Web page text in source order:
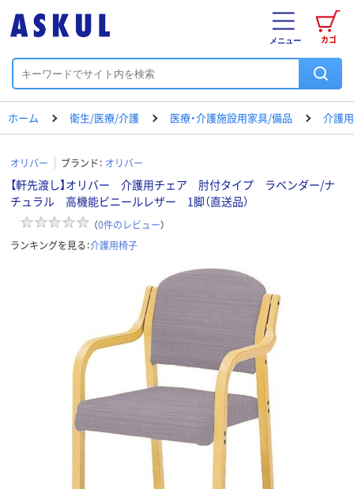
カゴ
メニュー
ホーム 衛生/医療/介護 医療・介護施設用家具/備品 介護
オリバー ブランド： オリバー
【軒先渡し】オリバー 介護用チェア 肘付タイプ ラベンダー/ナ
チュラル 高機能ビニールレザー 1脚（直送品）
（0件のレビュー）
ランキングを見る：介護用椅子